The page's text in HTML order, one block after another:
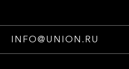
INFO@UNION.RU